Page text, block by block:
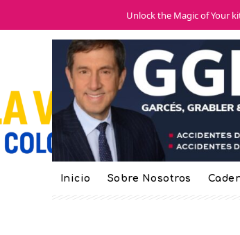
Unlock the Magic of Your
Inicio Sobre Nosotros